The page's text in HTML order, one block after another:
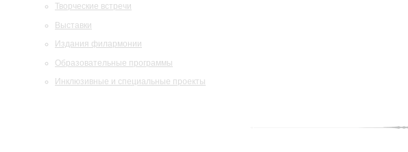
Творческие встречи
Выставки
Издания филармонии
Образовательные программы
Инклюзивные и специальные проекты